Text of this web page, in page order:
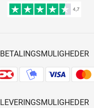
BETALINGSMULIGHEDER
LEVERINGSMULIGHEDER